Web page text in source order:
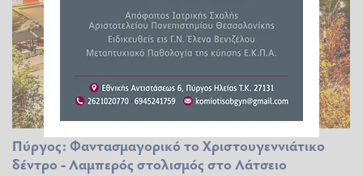
Πύργος: Φαντασμαγορικό το Χριστουγεννιάτικο
δέντρο - Λαμπερός στολισμός στο Λάτσειο